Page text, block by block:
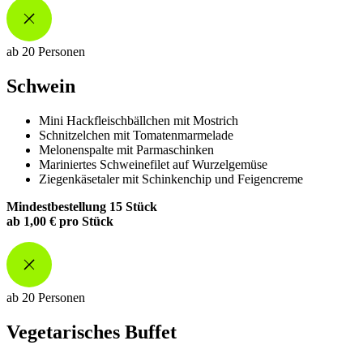
ab 20 Personen
Schwein
Mini Hackfleischbällchen mit Mostrich
Schnitzelchen mit Tomatenmarmelade
Melonenspalte mit Parmaschinken
Mariniertes Schweinefilet auf Wurzelgemüse
Ziegenkäsetaler mit Schinkenchip und Feigencreme
Mindestbestellung 15 Stück
ab 1,00 € pro Stück
ab 20 Personen
Vegetarisches Buffet